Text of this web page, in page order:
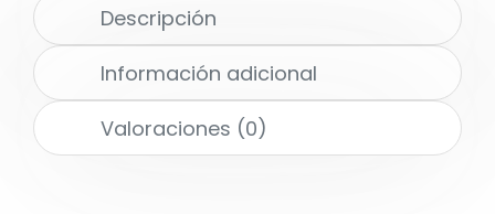
Descripción
Información adicional
Valoraciones (0)